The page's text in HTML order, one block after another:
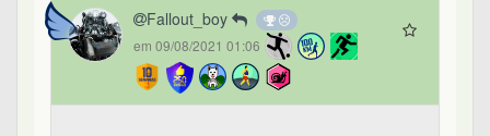
Fallout_boy
em 09/08/2021 01:06